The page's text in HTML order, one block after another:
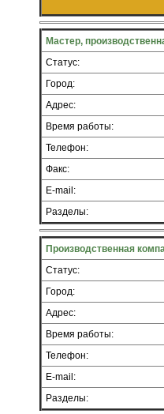
Мастер,
Статус:
Город:
Адрес:
Время работы:
Телефон:
Факс:
E-mail:
Разделы:
Производственная
Статус:
Город:
Адрес:
Время работы:
Телефон:
E-mail:
Разделы: